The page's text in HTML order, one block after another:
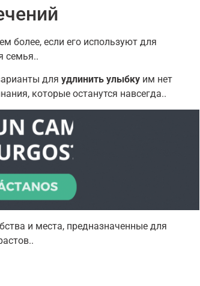
более, если его используют для
семья..
для удлинить улыбку им нет
которые останутся навсегда..
и места, предназначенные для